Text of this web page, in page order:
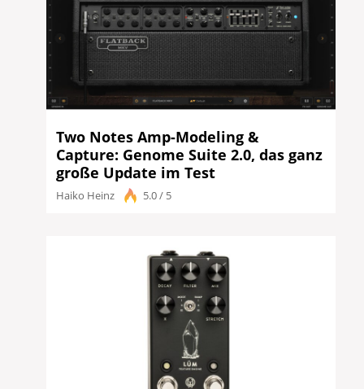
Two Notes Amp-Modeling &
Capture: Genome Suite 2.0, das ganz
große Update im Test
Haiko Heinz 5.0 / 5